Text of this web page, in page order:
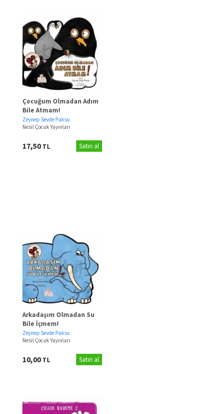
Çocuğum Olmadan Adım
Bile Atmam!
Zeynep Sevde Paksu
Nesil Çocuk Yayınları
17,50TL Satın al
Arkadaşım Olmadan Su
Bile İçmem!
Zeynep Sevde Paksu
Nesil Çocuk Yayınları
10,00TL Satın al